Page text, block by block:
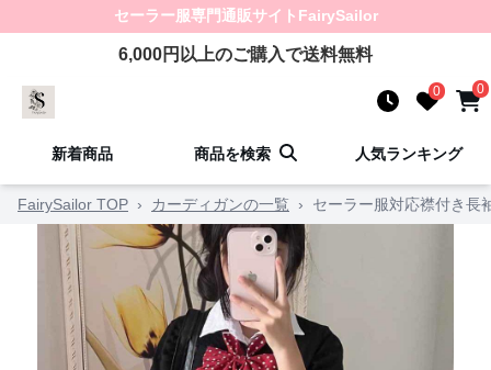
セーラー服専門通販サイト FairySailor
6,000円以上のご購入で送料無料
0 0
新着商品 商品を検索 人気ランキング
FairySailor TOP › カーディガンの一覧 › セーラー服対応襟付き長